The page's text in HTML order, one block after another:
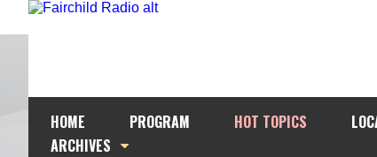
HOME PROGRAM HOT TOPICS
ARCHIVES